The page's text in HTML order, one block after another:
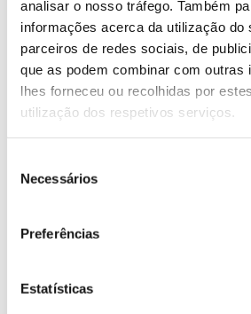
analisar o nosso tráfego. Também
informações acerca da utilização do
parceiros de redes sociais, de
que as podem combinar com outras
lhes forneceu ou recolhidas por
utilização dos respetivos serviços.
Necessários
Preferências
Estatísticas
euros.
Saiba mais sobre este
13.07.2026
conhecer para conservar
Registar galhas de Trichi em